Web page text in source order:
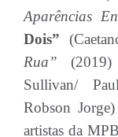
Aparências
Dois”
Rua”
Sullivan/
Robson
artistas da